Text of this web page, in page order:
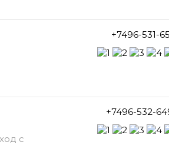
+7496-531-
с
+7496-532-